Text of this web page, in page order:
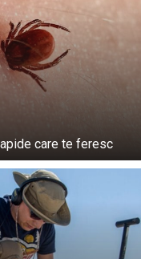
care te feresc